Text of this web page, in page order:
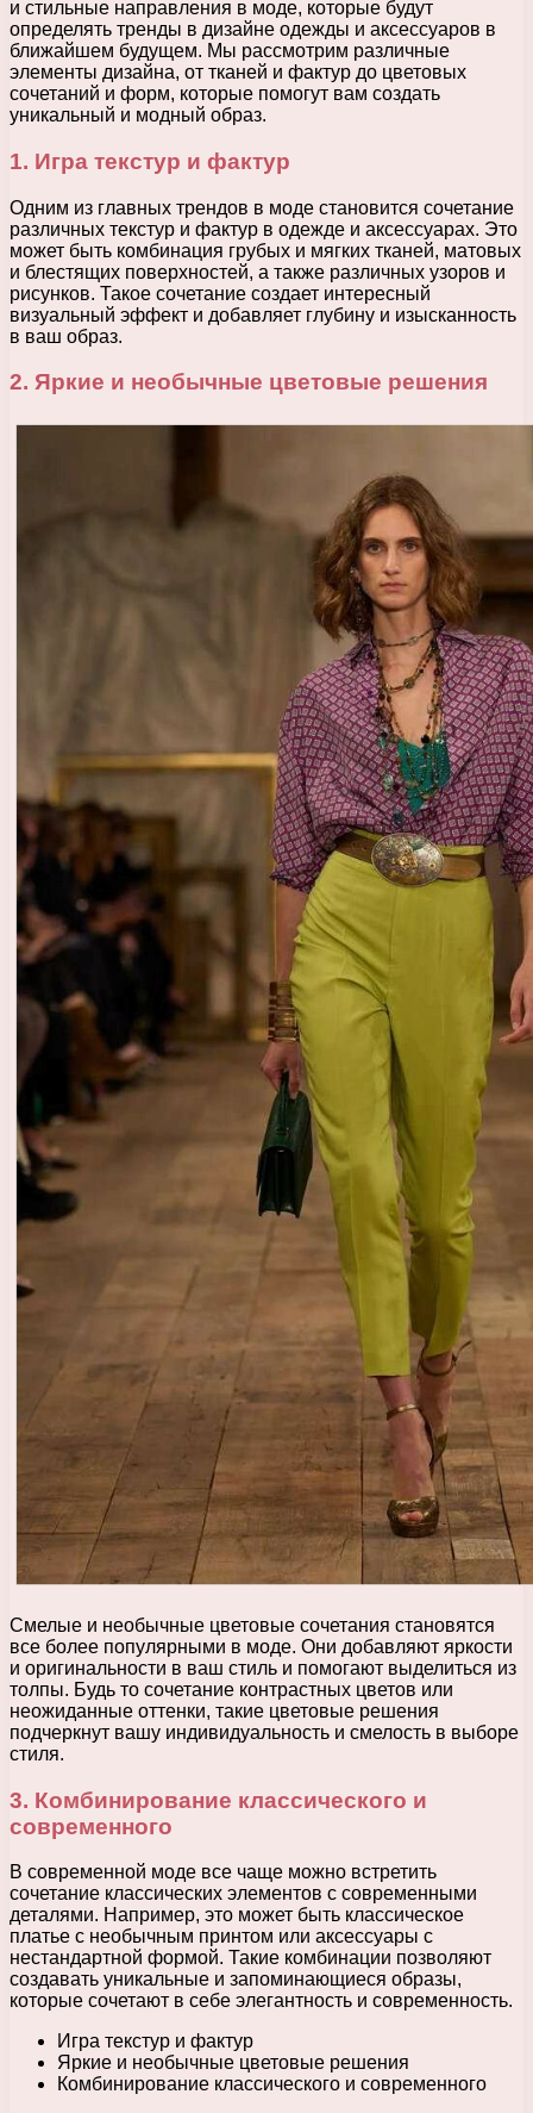
и стильные направления в моде, которые будут
определять тренды в дизайне одежды и аксессуаров в
ближайшем будущем. Мы рассмотрим различные
элементы дизайна, от тканей и фактур до цветовых
сочетаний и форм, которые помогут вам создать
уникальный и модный образ.
1. Игра текстур и фактур
Одним из главных трендов в моде становится сочетание
различных текстур и фактур в одежде и аксессуарах. Это
может быть комбинация грубых и мягких тканей, матовых
и блестящих поверхностей, а также различных узоров и
рисунков. Такое сочетание создает интересный
визуальный эффект и добавляет глубину и изысканность
в ваш образ.
2. Яркие и необычные цветовые решения
Смелые и необычные цветовые сочетания становятся
все более популярными в моде. Они добавляют яркости
и оригинальности в ваш стиль и помогают выделиться из
толпы. Будь то сочетание контрастных цветов или
неожиданные оттенки, такие цветовые решения
подчеркнут вашу индивидуальность и смелость в выборе
стиля.
3. Комбинирование классического и
современного
В современной моде все чаще можно встретить
сочетание классических элементов с современными
деталями. Например, это может быть классическое
платье с необычным принтом или аксессуары с
нестандартной формой. Такие комбинации позволяют
создавать уникальные и запоминающиеся образы,
которые сочетают в себе элегантность и современность.
Игра текстур и фактур
Яркие и необычные цветовые решения
Комбинирование классического и современного